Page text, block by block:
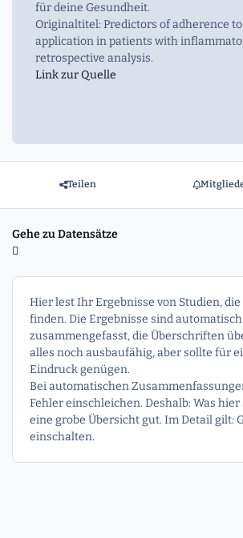
für deine Gesundheit.
Originaltitel: Predictors of adherence
application in patients with
retrospective analysis.
Link zur Quelle
Teilen
Gehe zu Datensätze
Hier lest Ihr Ergebnisse von Studien,
finden. Die Ergebnisse sind automatisch
zusammengefasst, die Überschriften
alles noch ausbaufähig, aber sollte für
Eindruck genügen.
Bei automatischen
Fehler einschleichen. Deshalb: Was
eine grobe Übersicht gut. Im Detail gilt:
einschalten.